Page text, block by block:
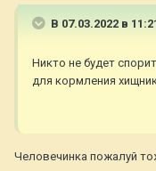
В 07.03.2022 в
Никто не будет
для кормления
Человечинка пожалуй